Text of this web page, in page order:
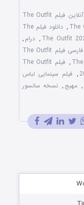
تماشای آنلاین فیلم The Outfit
,
دانلود فیلم The
, درام ,
دوبله فارسی فیلم The Outfit
,
فیلم The Outfit
, فیلم سینمایی لباس
, مهیج , نسخه سانسور